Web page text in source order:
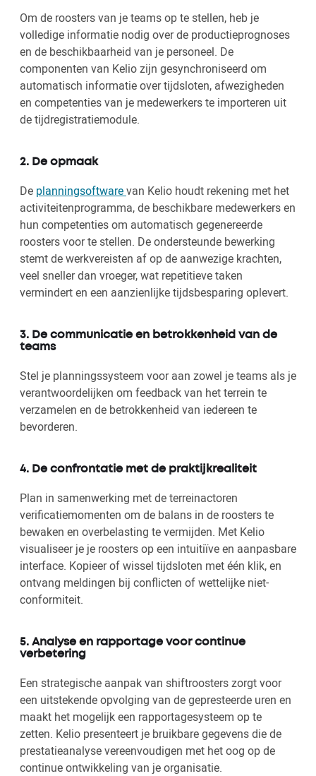
Om de roosters van je teams op te stellen, heb je
volledige informatie nodig over de productieprognoses
en de beschikbaarheid van je personeel. De
componenten van Kelio zijn gesynchroniseerd om
automatisch informatie over tijdsloten, afwezigheden
en competenties van je medewerkers te importeren uit
de tijdregistratiemodule.
2. De opmaak
De planningsoftwarevan Kelio houdt rekening met het
activiteitenprogramma, de beschikbare medewerkers en
hun competenties om automatisch gegenereerde
roosters voor te stellen. De ondersteunde bewerking
stemt de werkvereisten af op de aanwezige krachten,
veel sneller dan vroeger, wat repetitieve taken
vermindert en een aanzienlijke tijdsbesparing oplevert.
3. De communicatie en betrokkenheid van de
teams
Stel je planningssysteem voor aan zowel je teams als je
verantwoordelijken om feedback van het terrein te
verzamelen en de betrokkenheid van iedereen te
bevorderen.
4. De confrontatie met de praktijkrealiteit
Plan in samenwerking met de terreinactoren
verificatiemomenten om de balans in de roosters te
bewaken en overbelasting te vermijden. Met Kelio
visualiseer je je roosters op een intuitiïve en aanpasbare
interface. Kopieer of wissel tijdsloten met één klik, en
ontvang meldingen bij conflicten of wettelijke niet-
conformiteit.
5. Analyse en rapportage voor continue
verbetering
Een strategische aanpak van shiftroosters zorgt voor
een uitstekende opvolging van de gepresteerde uren en
maakt het mogelijk een rapportagesysteem op te
zetten. Kelio presenteert je bruikbare gegevens die de
prestatieanalyse vereenvoudigen met het oog op de
continue ontwikkeling van je organisatie.